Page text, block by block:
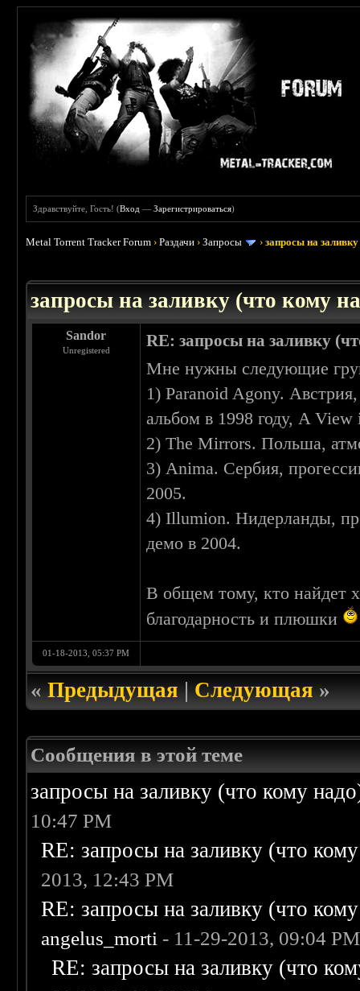
Здравствуйте, Гость! (Вход —Зарегистрироваться)
Metal Torrent Tracker Forum ›Раздачи ›Запросы ›запросы на
запросы на заливку (что кому
Sandor
Unregistered
RE: запросы на заливку
Мне нужны следующие
1) Paranoid Agony.
альбом в 1998 году, A
2) The Mirrors. Польша,
3) Anima. Сербия,
2005.
4) Illumion. Нидерланды,
демо в 2004.
В общем тому, кто найдет
благодарность и плюшки
01-18-2013, 05:37 PM
«Предыдущая|Следующая»
Сообщения в этой теме
запросы на заливку (что кому
10:47 PM
RE: запросы на заливку (что
2013, 12:43 PM
RE: запросы на заливку (что
angelus_morti - 11-29-2013, 09:04 PM
RE: запросы на заливку (что